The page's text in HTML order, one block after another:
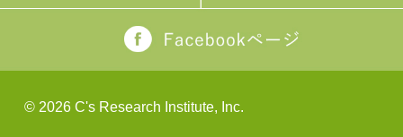
© 2026 C's Research Institute, Inc.